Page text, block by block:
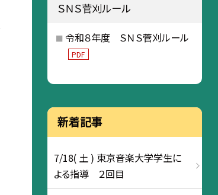
ＳＮＳ菅刈ルール
令和８年度 ＳＮＳ菅刈ルール
PDF
新着記事
7/18( 土 ) 東京音楽大学学生に
よる指導 ２回目